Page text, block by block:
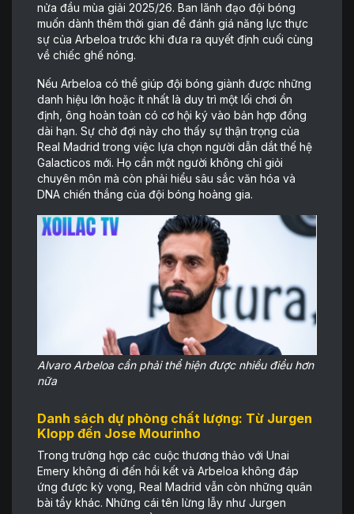
nửa đầu mùa giải 2025/26. Ban lãnh đạo đội bóng
muốn dành thêm thời gian để đánh giá năng lực thực
sự của Arbeloa trước khi đưa ra quyết định cuối cùng
về chiếc ghế nóng.
Nếu Arbeloa có thể giúp đội bóng giành được những
danh hiệu lớn hoặc ít nhất là duy trì một lối chơi ổn
định, ông hoàn toàn có cơ hội ký vào bản hợp đồng
dài hạn. Sự chờ đợi này cho thấy sự thận trọng của
Real Madrid trong việc lựa chọn người dẫn dắt thế hệ
Galacticos mới. Họ cần một người không chỉ giỏi
chuyên môn mà còn phải hiểu sâu sắc văn hóa và
DNA chiến thắng của đội bóng hoàng gia.
Alvaro Arbeloa cần phải thể hiện được nhiều điều hơn
nữa
Danh sách dự phòng chất lượng: Từ Jurgen
Klopp đến Jose Mourinho
Trong trường hợp các cuộc thương thảo với Unai
Emery không đi đến hồi kết và Arbeloa không đáp
ứng được kỳ vọng, Real Madrid vẫn còn những quân
bài tẩy khác. Những cái tên lừng lẫy như Jurgen